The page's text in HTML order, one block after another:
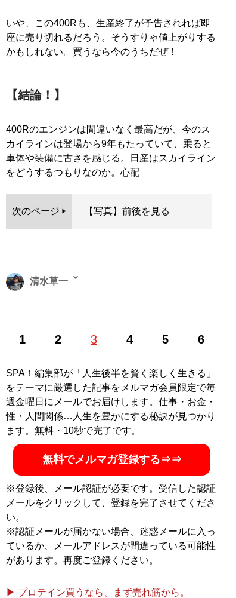
いや、この400Rも、生産終了が予告されれば即
座に売り切れるだろう。そうすりゃ値上がりする
かもしれない。買うなら今のうちだぜ！
【結論！】
400Rのエンジンは間違いなく最高だが、今のス
カイラインは登場から9年もたっていて、乗ると
車体や装備に古さを感じる。日産はスカイライン
をどうするつもりなのか。心配
次のページ 【写真】前後を見る
1 2 3 4 5 6
清水草一
ター。『
そのフェラーリください!!
』をはじめとするお
路の謎 』などの著作で道路交通ジャーナリストとしても
活動中
記事一覧へ
SPA！編集部が「人生後半を賢く楽しく生きる」
をテーマに厳選した記事をメルマガ会員限定で毎
週金曜日にメールでお届けします。仕事・お金・
性・人間関係…人生を豊かにする秘訣が見つかり
ます。無料・10秒で完了です。
無料でメルマガ登録する⇒⇒
※登録後、メール認証が必要です。受信した認証
メールをクリックして、登録を完了させてくださ
い。
※認証メールが届かない場合、迷惑メールに入っ
ているか、メールアドレスが間違っている可能性
があります。再度ご登録ください。
▶ プロテイン買うなら、まず売れ筋から。